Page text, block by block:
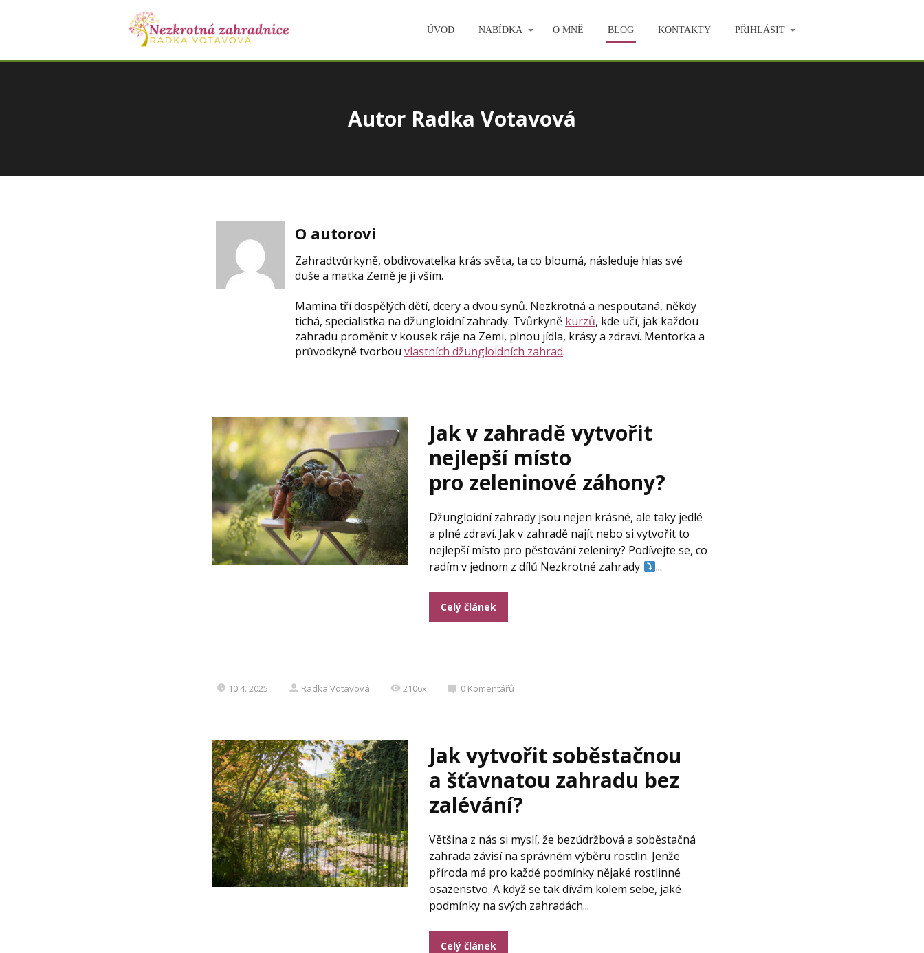
ÚVOD NABÍDKA O MNĚ BLOG KONTAKTY PŘIHLÁSIT
Autor Radka Votavová
O autorovi
Zahradtvůrkyně, obdivovatelka krás světa, ta co bloumá, následuje hlas své
duše a matka Země je jí vším.
Mamina tří dospělých dětí, dcery a dvou synů. Nezkrotná a nespoutaná, někdy
tichá, specialistka na džungloidní zahrady. Tvůrkyně kurzů, kde učí, jak každou
zahradu proměnit v kousek ráje na Zemi, plnou jídla, krásy a zdraví. Mentorka a
průvodkyně tvorbou vlastních džungloidních zahrad.
Jak v zahradě vytvořit
nejlepší místo
pro zeleninové záhony?
Džungloidní zahrady jsou nejen krásné, ale taky jedlé
a plné zdraví. Jak v zahradě najít nebo si vytvořit to
nejlepší místo pro pěstování zeleniny? Podívejte se, co
radím v jednom z dílů Nezkrotné zahrady
...
Celý článek
10.4. 2025 Radka Votavová 2106x 0 Komentářů
Jak vytvořit soběstačnou
a šťavnatou zahradu bez
zalévání?
Většina z nás si myslí, že bezúdržbová a soběstačná
zahrada závisí na správném výběru rostlin. Jenže
příroda má pro každé podmínky nějaké rostlinné
osazenstvo. A když se tak dívám kolem sebe, jaké
podmínky na svých zahradách...
Celý článek